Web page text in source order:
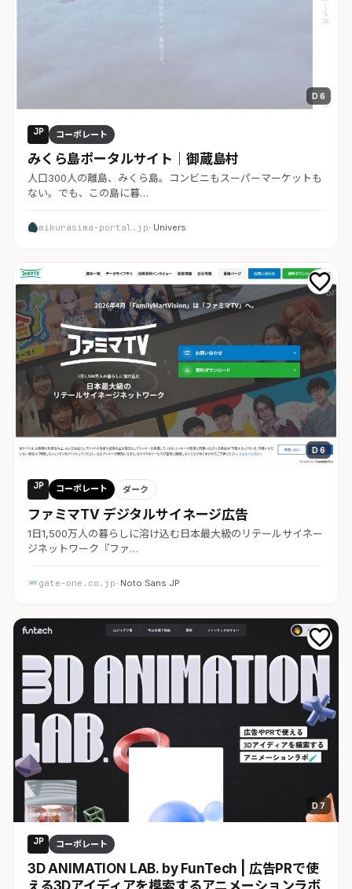
D 6
JP コーポレート
みくら島ポータルサイト｜御蔵島村
人口300人の離島、みくら島。コンビニもスーパーマーケットも
ない。でも、この島に暮…
mikurasima-portal.jp· Univers
D 6
JP コーポレート ダーク
ファミマTV デジタルサイネージ広告
1日1,500万人の暮らしに溶け込む日本最大級のリテールサイネー
ジネットワーク『ファ…
gate-one.co.jp· Noto Sans JP
D 7
JP コーポレート
3D ANIMATION LAB. by FunTech | 広告PRで使
える3Dアイディアを模索するアニメーションラボ